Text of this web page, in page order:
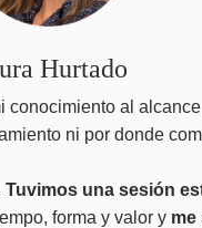
Hurtado
conocimiento al
ni por donde
Tuvimos una sesión
forma y valor y me